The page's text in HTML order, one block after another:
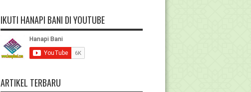
IKUTI HANAPI BANI DI YOUTUBE
ARTIKEL TERBARU